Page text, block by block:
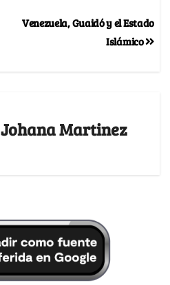
Venezuela, Guaidó y el Estado
Islámico
Johana Martinez